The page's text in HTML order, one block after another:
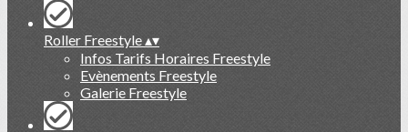
Roller Freestyle▴▾
Infos Tarifs Horaires Freestyle
Evènements Freestyle
Galerie Freestyle